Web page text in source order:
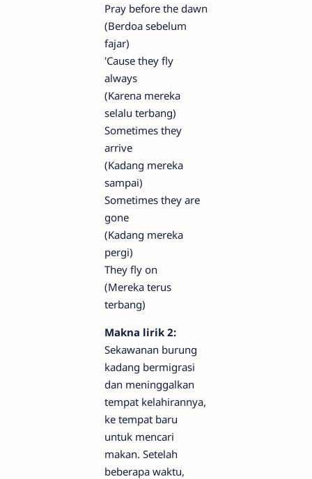
Pray before the dawn
(Berdoa sebelum
fajar)
'Cause they fly
always
(Karena mereka
selalu terbang)
Sometimes they
arrive
(Kadang mereka
sampai)
Sometimes they are
gone
(Kadang mereka
pergi)
They fly on
(Mereka terus
terbang)
Makna lirik 2:
Sekawanan burung
kadang bermigrasi
dan meninggalkan
tempat kelahirannya,
ke tempat baru
untuk mencari
makan. Setelah
beberapa waktu,